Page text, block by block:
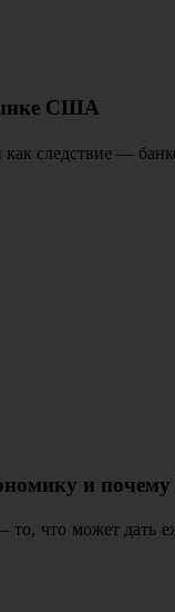
США
следствие —
и
что может дать